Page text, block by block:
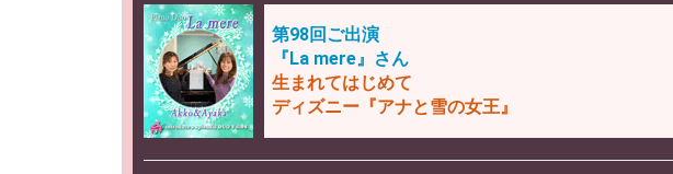
第98回ご出演
『La mere』さん
生まれてはじめて
ディズニー『アナと雪の女王』